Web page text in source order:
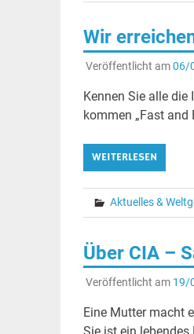
Wir
Veröffentlicht am06/
Kennen Sie alle
kommen „Fast
WEITERLESEN
Aktuelles &
Über CIA –
Veröffentlicht am 19/
Eine Mutter macht